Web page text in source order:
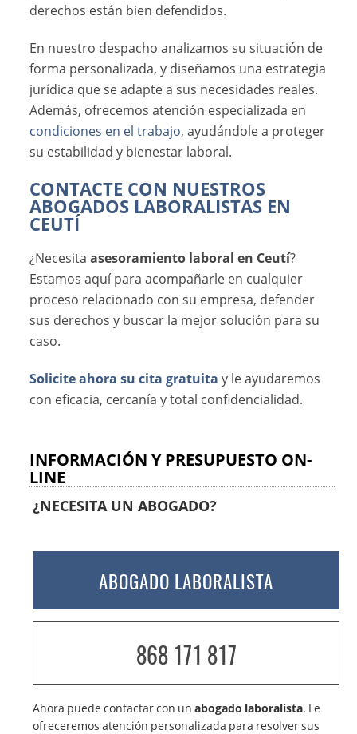
derechos están bien defendidos.
En nuestro despacho analizamos su situación de
forma personalizada, y diseñamos una estrategia
jurídica que se adapte a sus necesidades reales.
Además, ofrecemos atención especializada en
condiciones en el trabajo, ayudándole a proteger
su estabilidad y bienestar laboral.
CONTACTE CON NUESTROS
ABOGADOS LABORALISTAS EN
CEUTÍ
¿Necesitaasesoramiento laboral en Ceutí?
Estamos aquí para acompañarle en cualquier
proceso relacionado con su empresa, defender
sus derechos y buscar la mejor solución para su
caso.
Solicite ahora su cita gratuita y le ayudaremos
con eficacia, cercanía y total confidencialidad.
INFORMACIÓN Y PRESUPUESTO ON-
LINE
¿NECESITA UN ABOGADO?
ABOGADO LABORALISTA
868 171 817
Ahora puede contactar con unabogado laboralista. Le
ofreceremos atención personalizada para resolver sus